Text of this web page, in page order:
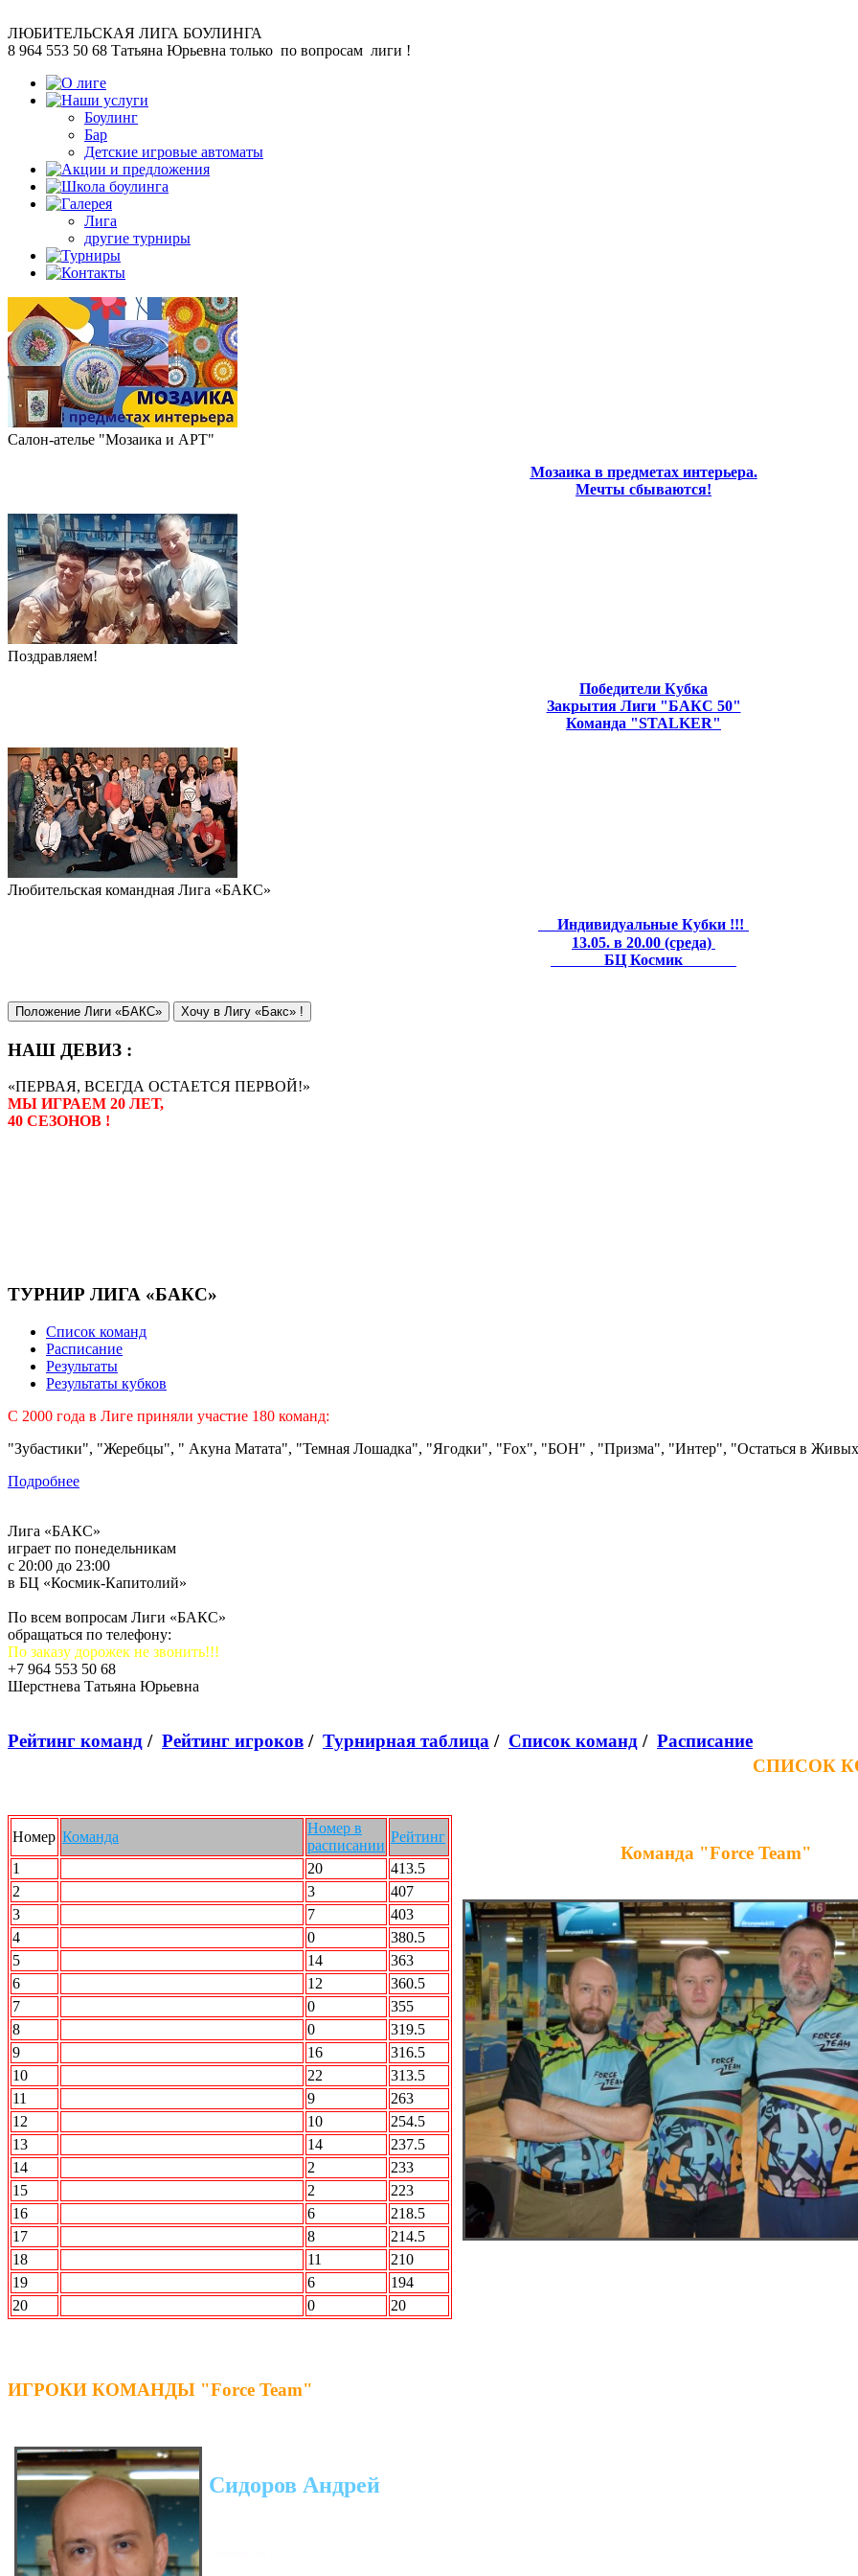
ЛЮБИТЕЛЬСКАЯ ЛИГА БОУЛИНГА
8 964 553 50 68 Татьяна Юрьевна только по вопросам лиги !
Боулинг
Бар
Детские игровые автоматы
Лига
другие турниры
Салон-ателье "Мозаика и АРТ"
Мозаика в предметах интерьера.
Мечты сбываются!
Поздравляем!
Победители Кубка
Закрытия Лиги "БАКС 50"
Команда "STALKER"
Любительская командная Лига «БАКС»
Индивидуальные Кубки !!!
13.05. в 20.00 (среда)
БЦ Космик
Положение Лиги «БАКС» Хочу в Лигу «Бакс» !
НАШ ДЕВИЗ :
«ПЕРВАЯ, ВСЕГДА ОСТАЕТСЯ ПЕРВОЙ!»
МЫ ИГРАЕМ 20 ЛЕТ,
40 СЕЗОНОВ !
ТУРНИР ЛИГА «БАКС»
Список команд
Расписание
Результаты
Результаты кубков
C 2000 года в Лиге приняли участие 180 команд:
"Зубастики", "Жеребцы", " Акуна Матата", "Темная Лошадка", "Ягодки", "Fох", "БОН" , "Призма", "Интер", "Остаться в
Подробнее
Лига «БАКС»
играет по понедельникам
с 20:00 до 23:00
в БЦ «Космик-Капитолий»
По всем вопросам Лиги «БАКС»
обращаться по телефону:
По заказу дорожек не звонить!!!
+7 964 553 50 68
Шерстнева Татьяна Юрьевна
Рейтинг команд / Рейтинг игроков / Турнирная таблица / Список команд / Расписание
СПИСОК
Номер Команда
Номер в
расписании
Рейтинг
1
20
413.5
2
3
407
3
7
403
4
0
380.5
5
14
363
6
12
360.5
7
0
355
8
0
319.5
9
16
316.5
10
22
313.5
11
9
263
12
10
254.5
13
14
237.5
14
2
233
15
2
223
16
6
218.5
17
8
214.5
18
11
210
19
6
194
20
0 20
Команда "Force Team"
ИГРОКИ КОМАНДЫ "Force Team"
Сидоров Андрей